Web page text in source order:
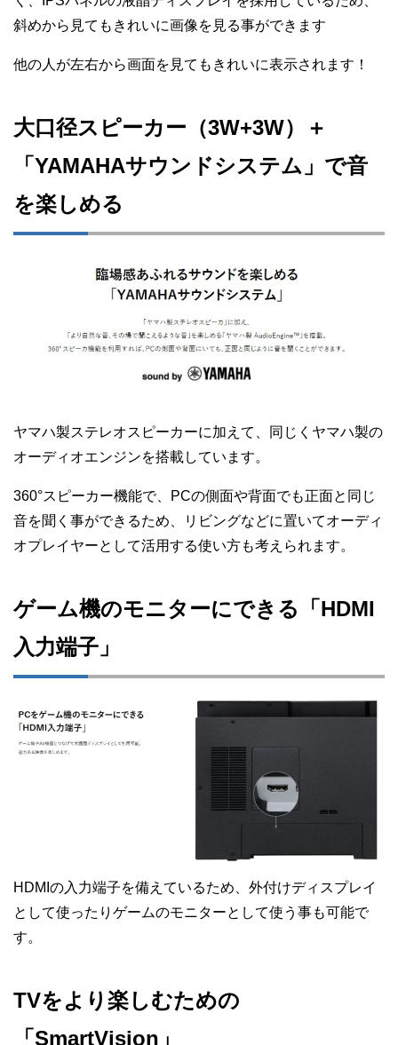
斜めから見てもきれいに画像を見る事ができます
他の人が左右から画面を見てもきれいに表示されます！
大口径スピーカー（3W+3W）＋
「YAMAHAサウンドシステム」で音
を楽しめる
ヤマハ製ステレオスピーカーに加えて、同じくヤマハ製の
オーディオエンジンを搭載しています。
360°スピーカー機能で、PCの側面や背面でも正面と同じ
音を聞く事ができるため、リビングなどに置いてオーディ
オプレイヤーとして活用する使い方も考えられます。
ゲーム機のモニターにできる「HDMI
入力端子」
HDMIの入力端子を備えているため、外付けディスプレイ
として使ったりゲームのモニターとして使う事も可能で
す。
TVをより楽しむための
「SmartVision」